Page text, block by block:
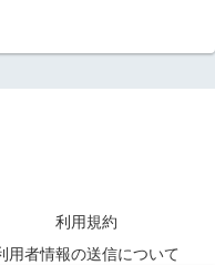
利用規約
用者情報の送信について